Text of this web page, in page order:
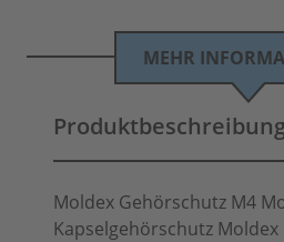
MEHR
Moldex Gehörschutz M4
Kapselgehörschutz Moldex